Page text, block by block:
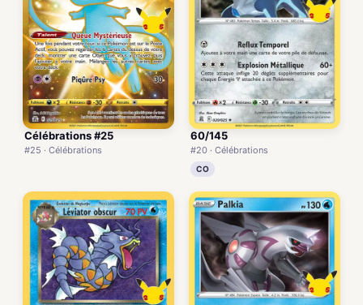
Célébrations #25
#25 · Célébrations
60/145
#20 · Célébrations
CO